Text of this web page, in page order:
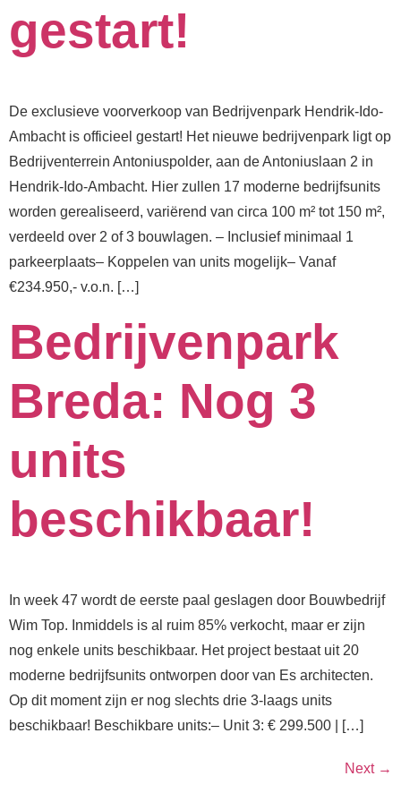
gestart!
De exclusieve voorverkoop van Bedrijvenpark Hendrik-Ido-
Ambacht is officieel gestart! Het nieuwe bedrijvenpark ligt op
Bedrijventerrein Antoniuspolder, aan de Antoniuslaan 2 in
Hendrik-Ido-Ambacht. Hier zullen 17 moderne bedrijfsunits
worden gerealiseerd, variërend van circa 100 m² tot 150 m²,
verdeeld over 2 of 3 bouwlagen. – Inclusief minimaal 1
parkeerplaats– Koppelen van units mogelijk⁠– Vanaf
€234.950,- v.o.n. […]
Bedrijvenpark
Breda: Nog 3
units
beschikbaar!
In week 47 wordt de eerste paal geslagen door Bouwbedrijf
Wim Top. Inmiddels is al ruim 85% verkocht, maar er zijn
nog enkele units beschikbaar. Het project bestaat uit 20
moderne bedrijfsunits ontworpen door van Es architecten.
Op dit moment zijn er nog slechts drie 3-laags units
beschikbaar! Beschikbare units:– Unit 3: € 299.500 | […]
Next →